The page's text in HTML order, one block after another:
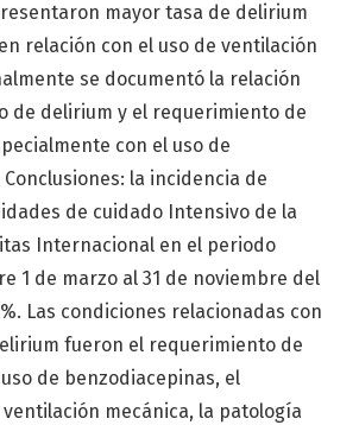
mayor tasa de delirium
relación con el uso de ventilación
se documentó la relación
de delirium y el requerimiento de
con el uso de
la incidencia de
de cuidado Intensivo de la
Internacional en el periodo
1 de marzo al 31 de noviembre del
Las condiciones relacionadas con
fueron el requerimiento de
de benzodiacepinas, el
mecánica, la patología